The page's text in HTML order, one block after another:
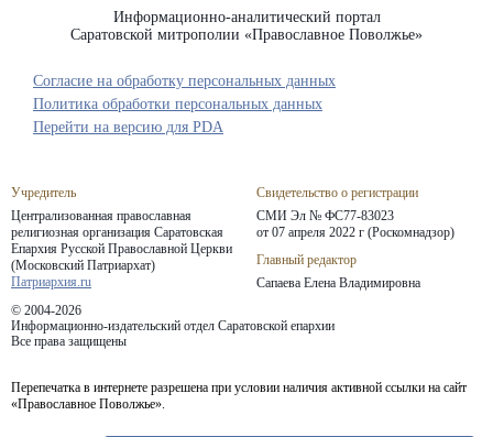
Информационно-аналитический портал
Саратовской митрополии «Православное Поволжье»
Учредитель
Централизованная православная
религиозная организация Саратовская
Епархия Русской Православной Церкви
(Московский Патриархат)
Патриархия.ru
Свидетельство о регистрации
СМИ Эл № ФС77-83023
от 07 апреля 2022 г (Роскомнадзор)
Главный редактор
Сапаева Елена Владимировна
© 2004-2026
Информационно-издательский отдел Саратовской епархии
Все права защищены
Согласие на обработку персональных данных
Политика обработки персональных данных
Перепечатка в интернете разрешена при условии наличия активной ссылки на сайт
«Православное Поволжье».
Перейти на версию для PDA